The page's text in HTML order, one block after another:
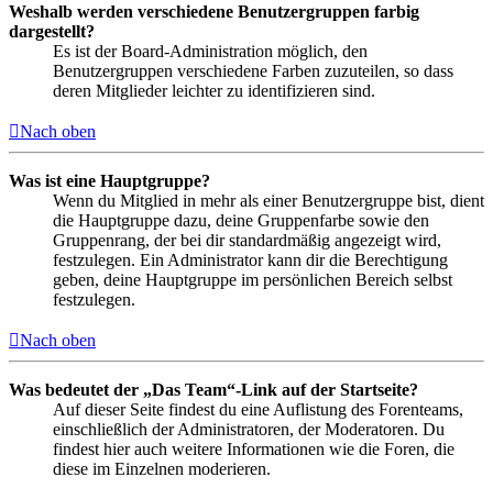
Weshalb werden verschiedene Benutzergruppen farbig
dargestellt?
Es ist der Board-Administration möglich, den
Benutzergruppen verschiedene Farben zuzuteilen, so dass
deren Mitglieder leichter zu identifizieren sind.
Nach oben
Was ist eine Hauptgruppe?
Wenn du Mitglied in mehr als einer Benutzergruppe bist, dient
die Hauptgruppe dazu, deine Gruppenfarbe sowie den
Gruppenrang, der bei dir standardmäßig angezeigt wird,
festzulegen. Ein Administrator kann dir die Berechtigung
geben, deine Hauptgruppe im persönlichen Bereich selbst
festzulegen.
Nach oben
Was bedeutet der „Das Team“-Link auf der Startseite?
Auf dieser Seite findest du eine Auflistung des Forenteams,
einschließlich der Administratoren, der Moderatoren. Du
findest hier auch weitere Informationen wie die Foren, die
diese im Einzelnen moderieren.